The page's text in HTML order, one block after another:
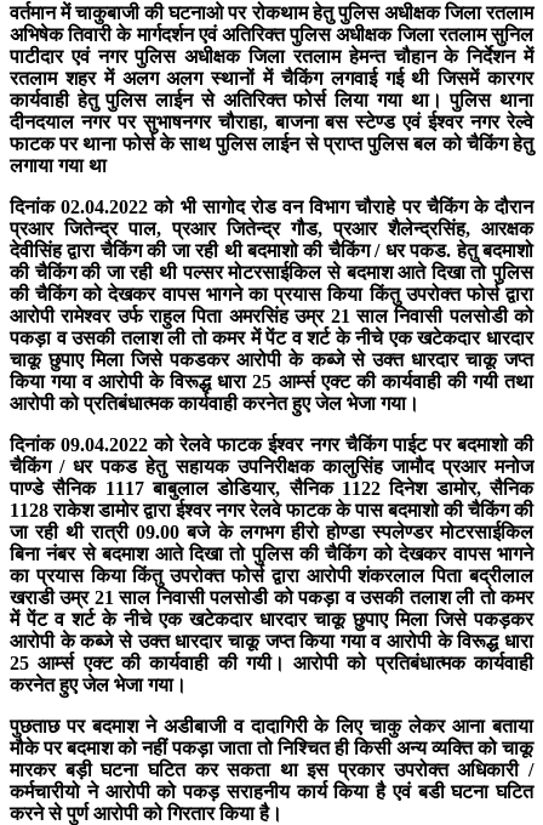
वर्तमान में चाकुबाजी की घटनाओ पर रोकथाम हेतु पुलिस अधीक्षक जिला रतलाम
अभिषेक तिवारी के मार्गदर्शन एवं अतिरिक्त पुलिस अधीक्षक जिला रतलाम सुनिल
पाटीदार एवं नगर पुलिस अधीक्षक जिला रतलाम हेमन्त चौहान के निर्देशन में
रतलाम शहर में अलग अलग स्थानों में चैकिंग लगवाई गई थी जिसमें कारगर
कार्यवाही हेतु पुलिस लाईन से अतिरिक्त फोर्स लिया गया था। पुलिस थाना
दीनदयाल नगर पर सुभाषनगर चौराहा, बाजना बस स्टेण्ड एवं ईश्वर नगर रेल्वे
फाटक पर थाना फोर्स के साथ पुलिस लाईन से प्राप्त पुलिस बल को चैकिंग हेतु
लगाया गया था
दिनांक 02.04.2022 को भी सागोद रोड वन विभाग चौराहे पर चैकिंग के दौरान
प्रआर जितेन्द्र पाल, प्रआर जितेन्द्र गौड, प्रआर शैलेन्द्रसिंह, आरक्षक
देवीसिंह द्वारा चैकिंग की जा रही थी बदमाशो की चैकिंग / धर पकड. हेतु बदमाशो
की चैकिंग की जा रही थी पल्सर मोटरसाईकिल से बदमाश आते दिखा तो पुलिस
की चैकिंग को देखकर वापस भागने का प्रयास किया किंतु उपरोक्त फोर्स द्वारा
आरोपी रामेश्वर उर्फ राहुल पिता अमरसिंह उम्र 21 साल निवासी पलसोडी को
पकड़ा व उसकी तलाश ली तो कमर में पेंट व शर्ट के नीचे एक खटेकदार धारदार
चाकू छुपाए मिला जिसे पकडकर आरोपी के कब्जे से उक्त धारदार चाकू जप्त
किया गया व आरोपी के विरूद्ध धारा 25 आर्म्स एक्ट की कार्यवाही की गयी तथा
आरोपी को प्रतिबंधात्मक कार्यवाही करनेत हुए जेल भेजा गया।
दिनांक 09.04.2022 को रेलवे फाटक ईश्वर नगर चैकिंग पाईट पर बदमाशो की
चैकिंग / धर पकड हेतु सहायक उपनिरीक्षक कालुसिंह जामौद प्रआर मनोज
पाण्डे सैनिक 1117 बाबुलाल डोडियार, सैनिक 1122 दिनेश डामोर, सैनिक
1128 राकेश डामोर द्वारा ईश्वर नगर रेलवे फाटक के पास बदमाशो की चैकिंग की
जा रही थी रात्री 09.00 बजे के लगभग हीरो होण्डा स्पलेण्डर मोटरसाईकिल
बिना नंबर से बदमाश आते दिखा तो पुलिस की चैकिंग को देखकर वापस भागने
का प्रयास किया किंतु उपरोक्त फोर्स द्वारा आरोपी शंकरलाल पिता बद्रीलाल
खराडी उम्र 21 साल निवासी पलसोडी को पकड़ा व उसकी तलाश ली तो कमर
में पेंट व शर्ट के नीचे एक खटेकदार धारदार चाकू छुपाए मिला जिसे पकड़कर
आरोपी के कब्जे से उक्त धारदार चाकू जप्त किया गया व आरोपी के विरूद्ध धारा
25 आर्म्स एक्ट की कार्यवाही की गयी। आरोपी को प्रतिबंधात्मक कार्यवाही
करनेत हुए जेल भेजा गया।
पुछताछ पर बदमाश ने अडीबाजी व दादागिरी के लिए चाकु लेकर आना बताया
मौके पर बदमाश को नहीं पकड़ा जाता तो निश्चित ही किसी अन्य व्यक्ति को चाकू
मारकर बड़ी घटना घटित कर सकता था इस प्रकार उपरोक्त अधिकारी /
कर्मचारीयो ने आरोपी को पकड़ सराहनीय कार्य किया है एवं बडी घटना घटित
करने से पुर्ण आरोपी को गिरतार किया है।